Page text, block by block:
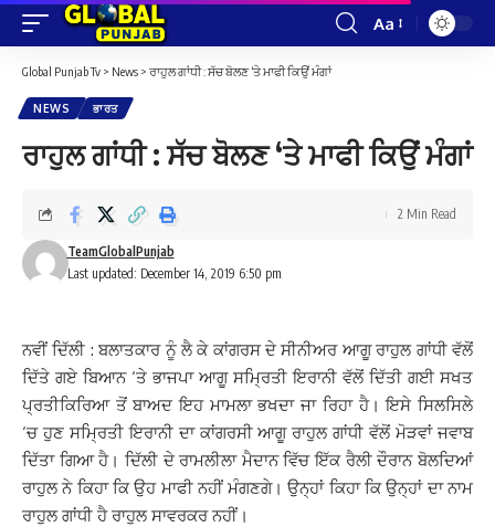
Font
Aa
Global Punjab Tv > News > ਰਾਹੁਲ ਗਾਂਧੀ : ਸੱਚ ਬੋਲਣ ‘ਤੇ ਮਾਫੀ ਕਿਉਂ ਮੰਗਾਂ
NEWS ਭਾਰਤ
ਰਾਹੁਲ ਗਾਂਧੀ : ਸੱਚ ਬੋਲਣ ‘ਤੇ ਮਾਫੀ ਕਿਉਂ ਮੰਗਾਂ
Last updated: December 14, 2019 6:50 pm
TeamGlobalPunjab
2 Min Read
ਨਵੀਂ ਦਿੱਲੀ : ਬਲਾਤਕਾਰ ਨੂੰ ਲੈ ਕੇ ਕਾਂਗਰਸ ਦੇ ਸੀਨੀਅਰ ਆਗੂ ਰਾਹੁਲ ਗਾਂਧੀ ਵੱਲੋਂ
ਦਿੱਤੇ ਗਏ ਬਿਆਨ ‘ਤੇ ਭਾਜਪਾ ਆਗੂ ਸਮ੍ਰਿਤੀ ਇਰਾਨੀ ਵੱਲੋਂ ਦਿੱਤੀ ਗਈ ਸਖਤ
ਪ੍ਰਤੀਕਿਰਿਆ ਤੋਂ ਬਾਅਦ ਇਹ ਮਾਮਲਾ ਭਖਦਾ ਜਾ ਰਿਹਾ ਹੈ। ਇਸੇ ਸਿਲਸਿਲੇ
‘ਚ ਹੁਣ ਸਮ੍ਰਿਤੀ ਇਰਾਨੀ ਦਾ ਕਾਂਗਰਸੀ ਆਗੂ ਰਾਹੁਲ ਗਾਂਧੀ ਵੱਲੋਂ ਮੋੜਵਾਂ ਜਵਾਬ
ਦਿੱਤਾ ਗਿਆ ਹੈ। ਦਿੱਲੀ ਦੇ ਰਾਮਲੀਲਾ ਮੈਦਾਨ ਵਿੱਚ ਇੱਕ ਰੈਲੀ ਦੌਰਾਨ ਬੋਲਦਿਆਂ
ਰਾਹੁਲ ਨੇ ਕਿਹਾ ਕਿ ਉਹ ਮਾਫੀ ਨਹੀਂ ਮੰਗਣਗੇ। ਉਨ੍ਹਾਂ ਕਿਹਾ ਕਿ ਉਨ੍ਹਾਂ ਦਾ ਨਾਮ
ਰਾਹੁਲ ਗਾਂਧੀ ਹੈ ਰਾਹੁਲ ਸਾਵਰਕਰ ਨਹੀਂ।